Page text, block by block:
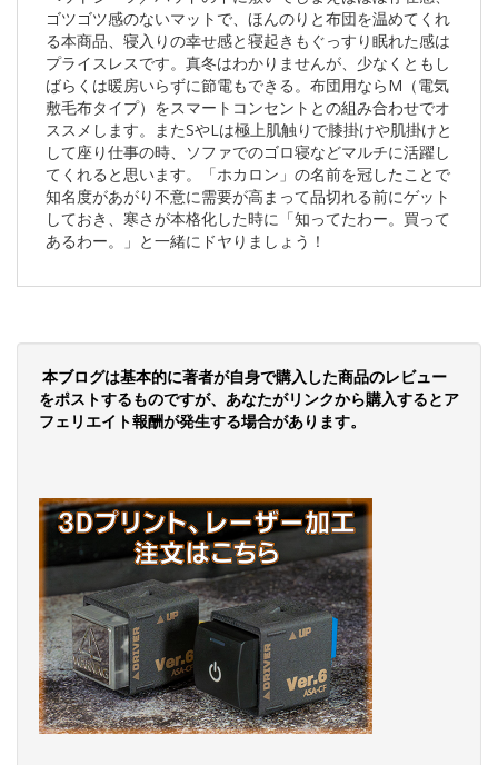
ゴツゴツ感のないマットで、ほんのりと布団を温めてくれ
る本商品、寝入りの幸せ感と寝起きもぐっすり眠れた感は
プライスレスです。真冬はわかりませんが、少なくともし
ばらくは暖房いらずに節電もできる。布団用ならM（電気
敷毛布タイプ）をスマートコンセントとの組み合わせでオ
ススメします。またSやLは極上肌触りで膝掛けや肌掛けと
して座り仕事の時、ソファでのゴロ寝などマルチに活躍し
てくれると思います。「ホカロン」の名前を冠したことで
知名度があがり不意に需要が高まって品切れる前にゲット
しておき、寒さが本格化した時に「知ってたわー。買って
あるわー。」と一緒にドヤりましょう！
本ブログは基本的に著者が自身で購入した商品のレビュー
をポストするものですが、あなたがリンクから購入するとア
フェリエイト報酬が発生する場合があります。